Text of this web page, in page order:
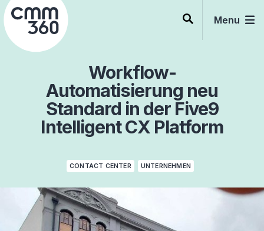
Skip
to
content
Menu
Workflow-
Automatisierung neu
Standard in der Five9
Intelligent CX Platform
CONTACT CENTER UNTERNEHMEN